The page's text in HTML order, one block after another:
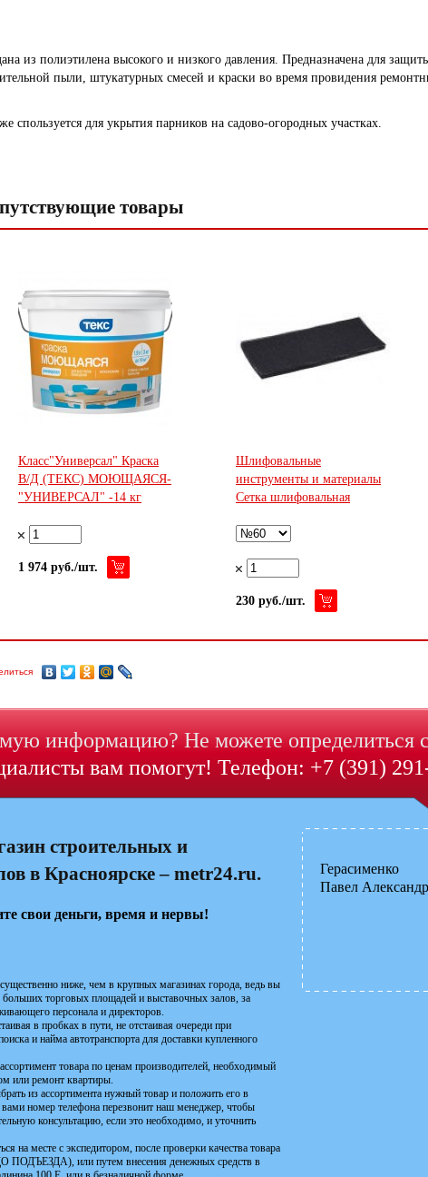
из полиэтилена высокого и низкого давления. Предназначена для
пыли, штукатурных смесей и краски во время провидения
спользуется для укрытия парников на садово-огородных участках.
товары
Класс"Универсал" Краска
В/Д (ТЕКС) МОЮЩАЯСЯ-
"УНИВЕРСАЛ" -14 кг
1 974 руб./шт.
Шлифовальные
инструменты и материалы
Сетка шлифовальная
230 руб./шт.
информацию? Не можете определиться
вам помогут! Телефон: +7 (391)
строительных и
в Красноярске – metr24.ru.
свои деньги, время и нервы!
ниже, чем в крупных магазинах города, ведь вы
больших торговых площадей и выставочных залов, за
персонала и директоров.
в пробках в пути, не отстаивая очереди при
и найма автотранспорта для доставки купленного
товара по ценам производителей, необходимый
или ремонт квартиры.
из ассортимента нужный товар и положить его в
номер телефона перезвонит наш менеджер, чтобы
консультацию, если это необходимо, и уточнить
на месте с экспедитором, после проверки качества товара
или путем внесения денежных средств в
Герасименко
Павел